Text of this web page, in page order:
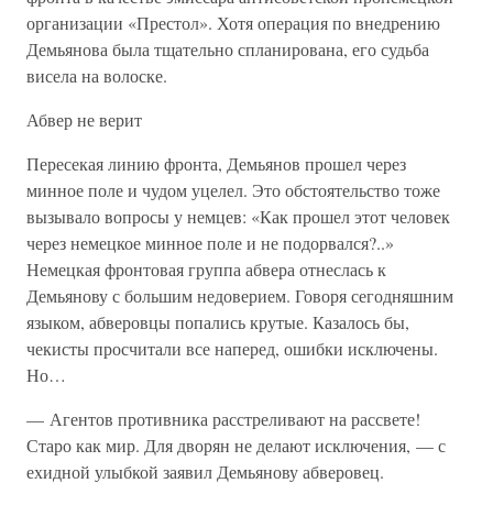
организации «Престол». Хотя операция по внедрению
Демьянова была тщательно спланирована, его судьба
висела на волоске.
Абвер не верит
Пересекая линию фронта, Демьянов прошел через
минное поле и чудом уцелел. Это обстоятельство тоже
вызывало вопросы у немцев: «Как прошел этот человек
через немецкое минное поле и не подорвался?..»
Немецкая фронтовая группа абвера отнеслась к
Демьянову с большим недоверием. Говоря сегодняшним
языком, абверовцы попались крутые. Казалось бы,
чекисты просчитали все наперед, ошибки исключены.
Но…
— Агентов противника расстреливают на рассвете!
Старо как мир. Для дворян не делают исключения, — с
ехидной улыбкой заявил Демьянову абверовец.